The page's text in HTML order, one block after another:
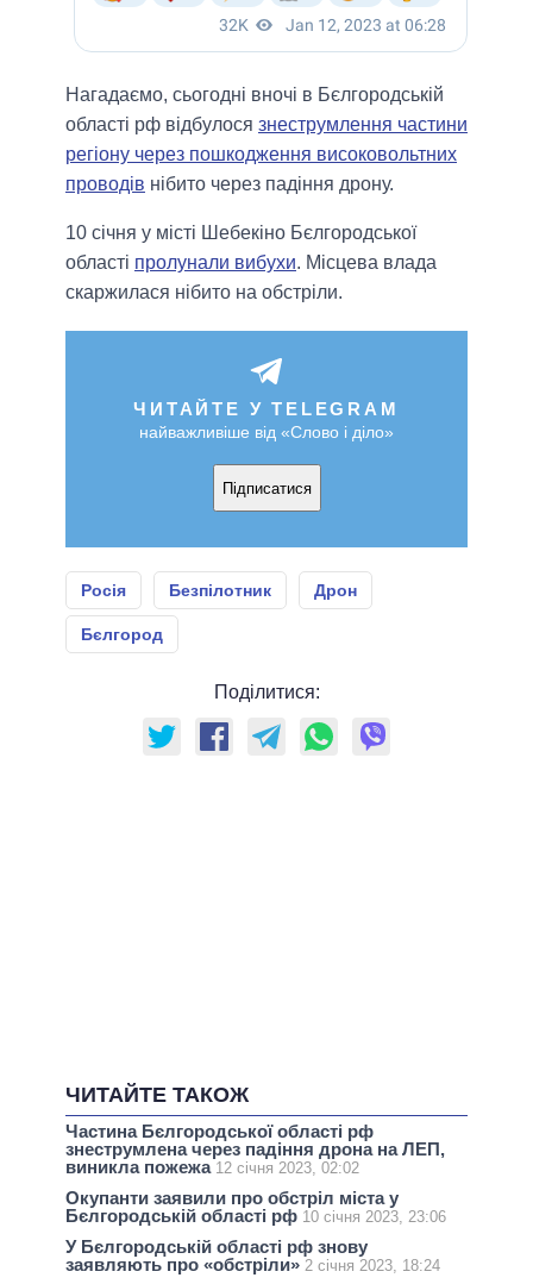
Нагадаємо, сьогодні вночі в Бєлгородській
області рф відбулося знеструмлення частини
регіону через пошкодження високовольтних
проводів нібито через падіння дрону.
10 січня у місті Шебекіно Бєлгородської
області пролунали вибухи. Місцева влада
скаржилася нібито на обстріли.
ЧИТАЙТЕ У TELEGRAM
найважливіше від «Слово і діло»
Підписатися
Росія Безпілотник Дрон
Бєлгород
Поділитися:
ЧИТАЙТЕ ТАКОЖ
Частина Бєлгородської області рф
знеструмлена через падіння дрона на ЛЕП,
виникла пожежа 12 січня 2023, 02:02
Окупанти заявили про обстріл міста у
Бєлгородській області рф 10 січня 2023, 23:06
У Бєлгородській області рф знову
заявляють про «обстріли» 2 січня 2023, 18:24